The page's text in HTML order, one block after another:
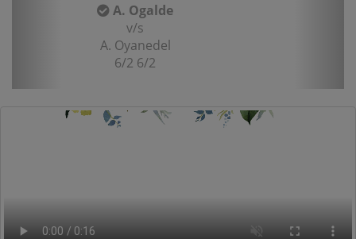
A. Ogalde
v/s
A. Oyanedel
6/2 6/2